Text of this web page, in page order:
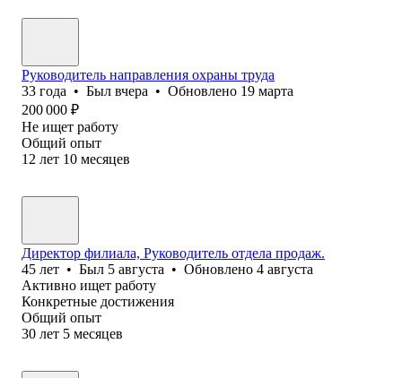
Руководитель направления охраны труда
33 года • Был вчера • Обновлено 19 марта
200 000 ₽
Не ищет работу
Общий опыт
12 лет 10 месяцев
Директор филиала, Руководитель отдела продаж.
45 лет • Был 5 августа • Обновлено 4 августа
Активно ищет работу
Конкретные достижения
Общий опыт
30 лет 5 месяцев